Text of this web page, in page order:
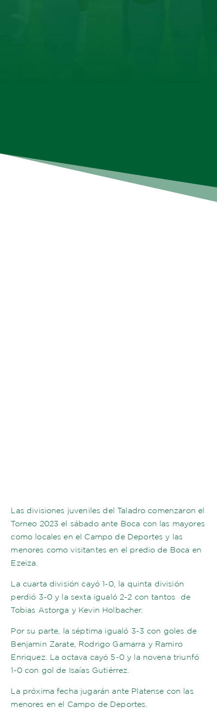
Las divisiones juveniles del Taladro comenzaron el
Torneo 2023 el sábado ante Boca con las mayores
como locales en el Campo de Deportes y las
menores como visitantes en el predio de Boca en
Ezeiza.
La cuarta división cayó 1-0, la quinta división
perdió 3-0 y la sexta igualó 2-2 con tantos de
Tobias Astorga y Kevin Holbacher.
Por su parte, la séptima igualó 3-3 con goles de
Benjamin Zarate, Rodrigo Gamarra y Ramiro
Enriquez. La octava cayó 5-0 y la novena triunfó
1-0 con gol de Isaías Gutiérrez.
La próxima fecha jugarán ante Platense con las
menores en el Campo de Deportes.